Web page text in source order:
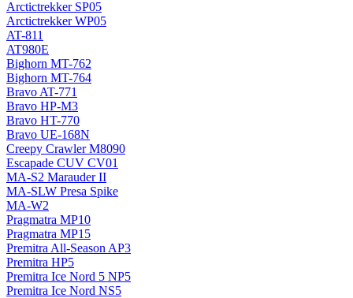
Arctictrekker SP05
Arctictrekker WP05
AT-811
AT980E
Bighorn MT-762
Bighorn MT-764
Bravo AT-771
Bravo HP-M3
Bravo HT-770
Bravo UE-168N
Creepy Crawler M8090
Escapade CUV CV01
MA-S2 Marauder II
MA-SLW Presa Spike
MA-W2
Pragmatra MP10
Pragmatra MP15
Premitra All-Season AP3
Premitra HP5
Premitra Ice Nord 5 NP5
Premitra Ice Nord NS5